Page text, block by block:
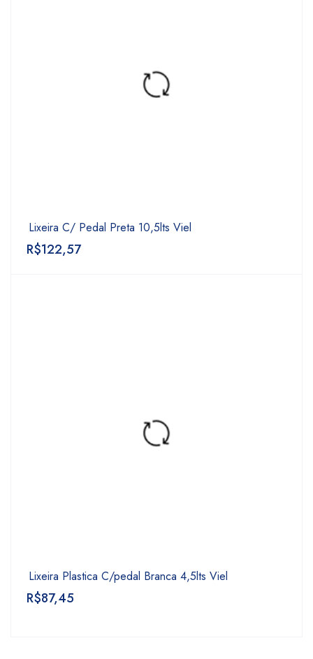
Lixeira C/ Pedal Preta 10,5lts Viel
R$122,57
Lixeira Plastica C/pedal Branca 4,5lts Viel
R$87,45